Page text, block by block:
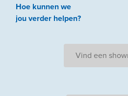
Hoe kunnen we
jouverder helpen?
Vind een